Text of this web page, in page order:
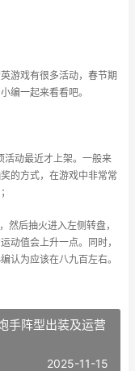
游戏有很多活动，春节期
编一起来看看吧。
活动最近才上架。一般来
的方式，在游戏中非常常
然后抽火进入左侧转盘，
动值会上升一点。同时，
认为应该在八九百左右。
手阵型出装及运营
2025-11-15